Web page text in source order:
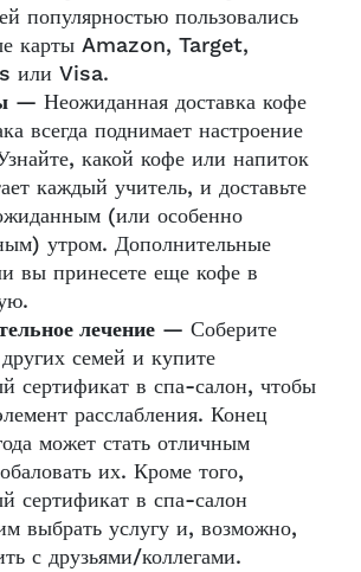
популярностью пользовались
карты Amazon, Target,
или Visa.
— Неожиданная доставка кофе
всегда поднимает настроение
какой кофе или напиток
каждый учитель, и доставьте
(или особенно
утром. Дополнительные
вы принесете еще кофе в
лечение — Соберите
семей и купите
сертификат в спа-салон, чтобы
расслабления. Конец
может стать отличным
их. Кроме того,
сертификат в спа-салон
выбрать услугу и, возможно,
с друзьями/коллегами.